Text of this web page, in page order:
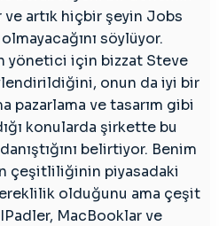
ve artık hiçbir şeyin Jobs
söylüyor.
yönetici için bizzat Steve
onun da iyi bir
pazarlama ve tasarım gibi
konularda şirkette bu
belirtiyor. Benim
çeşitliliğinin piyasadaki
olduğunu ama çeşit
MacBooklar ve